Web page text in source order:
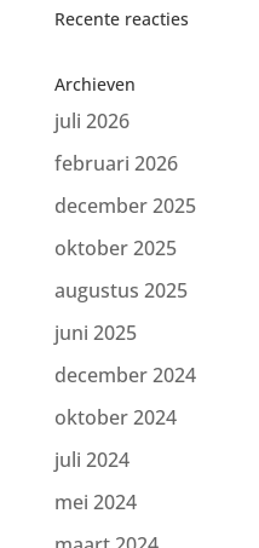
Recente reacties
Archieven
juli 2026
februari 2026
december 2025
oktober 2025
augustus 2025
juni 2025
december 2024
oktober 2024
juli 2024
mei 2024